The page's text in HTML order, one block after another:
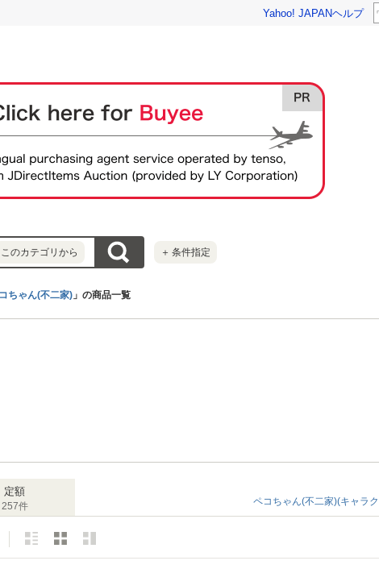
Yahoo! JAPANヘルプ
このカテゴリから ＋ 条件指定
ちゃん(不二家) 」の商品一覧
定額
257件 ペコちゃん(不二家)(キャラ